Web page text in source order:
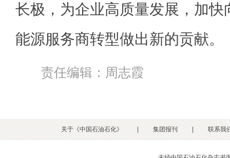
长极，为企业高质量发展，加快
能源服务商转型做出新的贡献。
责任编辑：周志霞
关于《中国石油石化》 集团报刊 联系我